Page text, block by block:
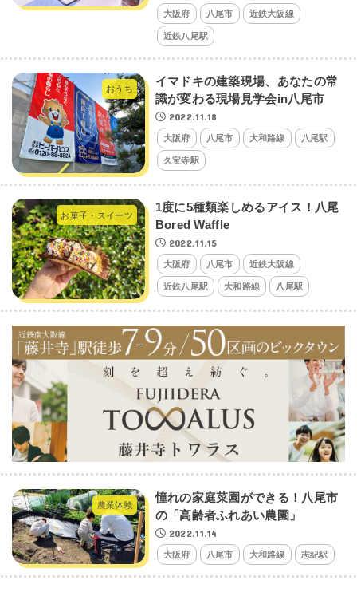
大阪府 八尾市 近鉄大阪線
近鉄八尾駅
おうち
イマドキの建築現場、あなたの常
識が変わる現場見学会in八尾市
2022.11.18
大阪府 八尾市 大和路線 八尾駅
久宝寺駅
お菓子・スイーツ
1度に5種類楽しめるアイス！八尾
Bored Waffle
2022.11.15
大阪府 八尾市 近鉄大阪線
近鉄八尾駅 大和路線 八尾駅
農業体験
憧れの家庭菜園ができる！八尾市
の「高齢者ふれあい農園」
2022.11.14
大阪府 八尾市 大和路線 志紀駅